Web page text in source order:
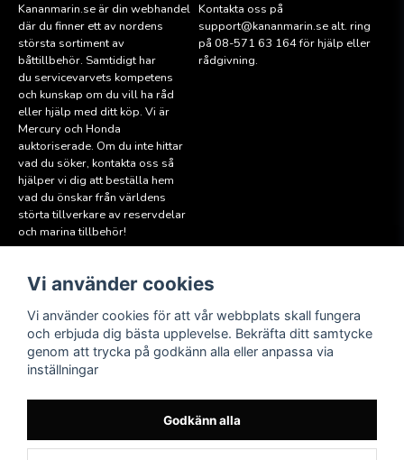
Kananmarin.se är din webhandel
där du finner ett av nordens
största sortiment av
båttillbehör. Samtidigt har
du servicevarvets kompetens
och kunskap om du vill ha råd
eller hjälp med ditt köp. Vi är
Mercury och Honda
auktoriserade. Om du inte hittar
vad du söker, kontakta oss så
hjälper vi dig att beställa hem
vad du önskar från världens
störta tillverkare av reservdelar
och marina tillbehör!
Kontakta oss på
support@kananmarin.se alt. ring
på 08-571 63 164 för hjälp eller
rådgivning.
Läs mer
Köpvillkor
Hitta till oss
Miljöpolicy
Medlem i Sweboat
Följ oss
Facebook
Instagram
Vi använder cookies
Vi använder cookies för att vår webbplats skall fungera
och erbjuda dig bästa upplevelse. Bekräfta ditt samtycke
genom att trycka på godkänn alla eller anpassa via
inställningar
Godkänn alla